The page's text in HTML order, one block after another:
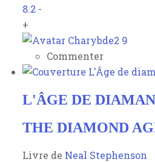
8.2 -
+
9
Commenter
L'ÂGE DE
THE DIAMOND
Livre de Neal Stephenson